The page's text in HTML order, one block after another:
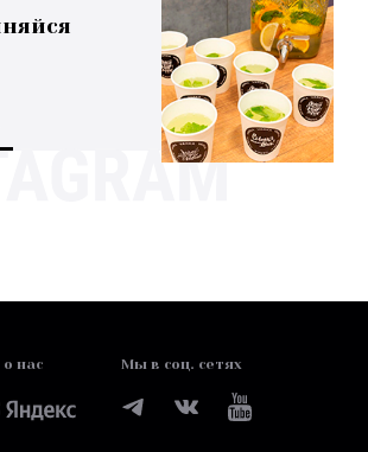
нас Мы в соц. сетях